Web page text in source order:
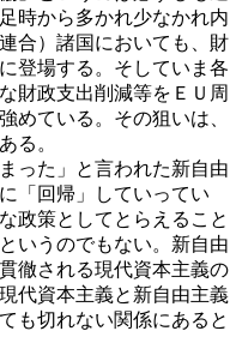
時から多かれ少なかれ内
合）諸国においても、財
登場する。そしていま各
財政支出削減等をＥＵ周
めている。その狙いは、
る。
った」と言われた新自由
「回帰」していってい
政策としてとらえること
いうのでもない。新自由
徹される現代資本主義の
代資本主義と新自由主義
も切れない関係にあると